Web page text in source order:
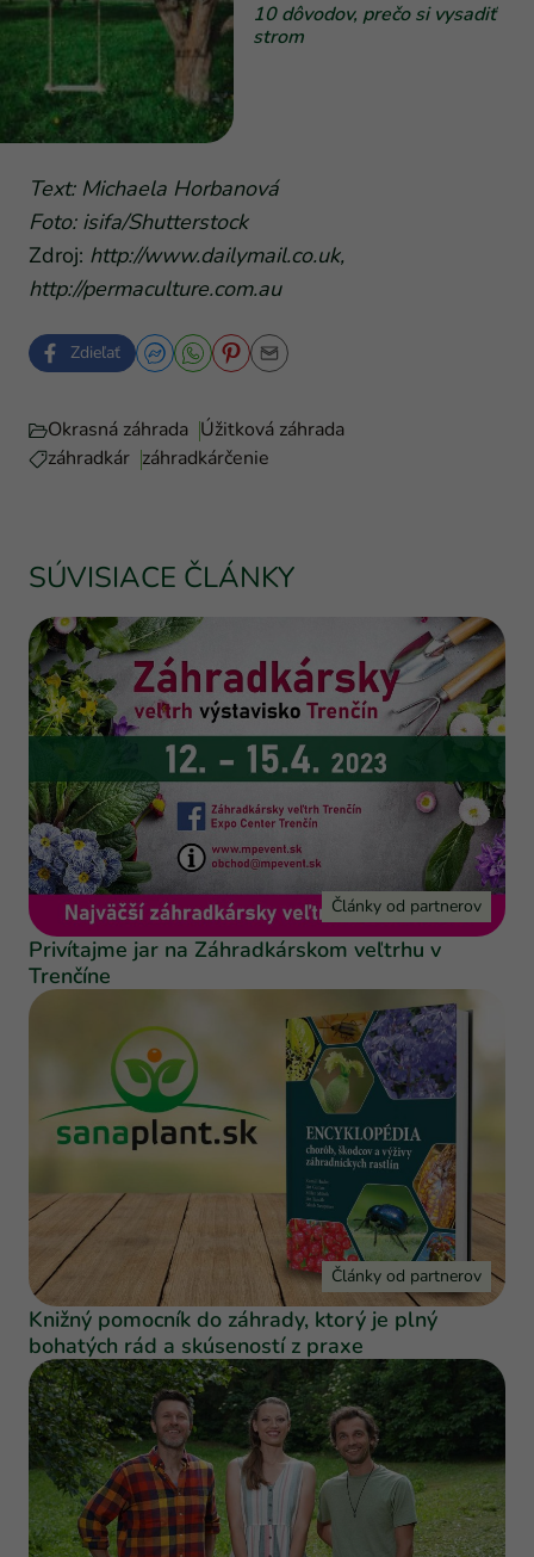
10 dôvodov, prečo si vysadiť
strom
Text: Michaela Horbanová
Foto: isifa/Shutterstock
Zdroj: http://www.dailymail.co.uk,
http://permaculture.com.au
Zdieľať
Okrasná záhrada Úžitková záhrada
záhradkár záhradkárčenie
SÚVISIACE ČLÁNKY
Články od partnerov
Privítajme jar na Záhradkárskom veľtrhu v
Trenčíne
Články od partnerov
Knižný pomocník do záhrady, ktorý je plný
bohatých rád a skúseností z praxe